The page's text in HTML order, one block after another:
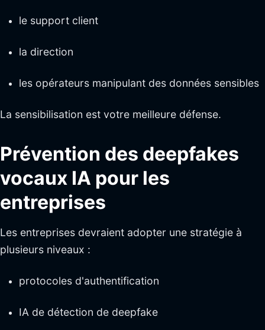
le support client
la direction
les opérateurs manipulant des données sensibles
La sensibilisation est votre meilleure défense.
Prévention des deepfakes
vocaux IA pour les
entreprises
Les entreprises devraient adopter une stratégie à
plusieurs niveaux :
protocoles d'authentification
IA de détection de deepfake